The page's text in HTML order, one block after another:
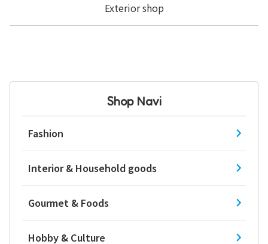
Exterior shop
Shop Navi
Fashion
Interior & Household goods
Gourmet & Foods
Hobby & Culture